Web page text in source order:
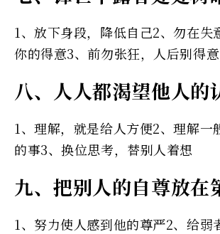
1、放下身段，降低自己2、勿在失
你的得意3、前勿张狂，人后别得
八、人人都渴望他人的
1、理解，就是给人方便2、理解一
的事3、换位思考，替别人着想
九、把别人的自尊放在
1、努力使人感到他的尊严2、给弱